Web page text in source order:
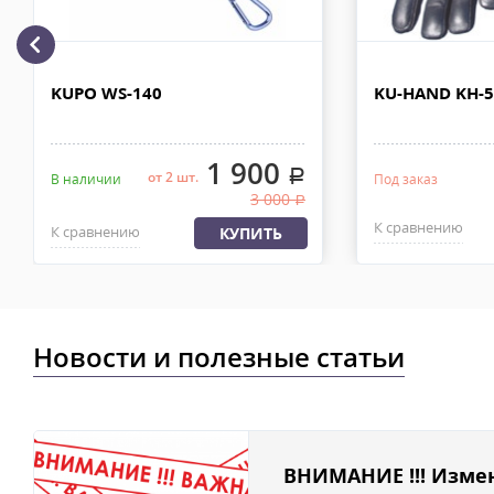
Доставка по Москве, МО и России - EMS ПОЧТА РОССИИ
в течении 2-4х рабочих дней с момента 100% предоплаты,
KUPO WS-140
В наличии от 2 шт.1 900 .
3 000.
К сравнению КУПИТЬ
KU-HAND KH-
Под заказ
К сравнению
Новости и полезные статьи
ВНИМАНИЕ !!!